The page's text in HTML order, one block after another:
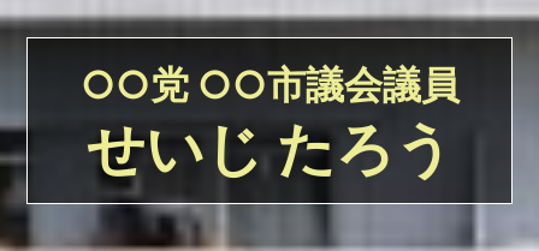
○○党 ○○市議会議員
せいじ たろう